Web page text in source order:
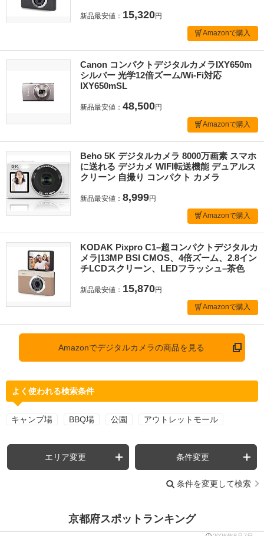
新品最安値： 15,320円
Amazonで購入
Canon コンパクトデジタルカメラIXY650m
シルバー 光学12倍ズーム/Wi-Fi対応
IXY650mSL
新品最安値： 48,500円
Amazonで購入
Beho 5K デジタルカメラ 8000万画素 スマホ
に送れる デジカメ WIFI転送機能 デュアルス
クリーン 自撮り コンパクト カメラ
新品最安値： 8,999円
Amazonで購入
KODAK Pixpro C1–超コンパクトデジタルカ
メラ|13MP BSI CMOS、4倍ズーム、2.8イン
チLCDスクリーン、LEDフラッシュ–茶色
新品最安値： 15,870円
Amazonで購入
Amazonでデジタルカメラの商品を見る
よく使われる検索条件
キャンプ場 BBQ場 公園 アウトレットモール
エリア変更 条件変更
条件を変更して検索
京都府スポットランキング